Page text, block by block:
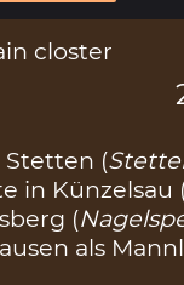
closter
Stetten (
in Künzelsau
(
als